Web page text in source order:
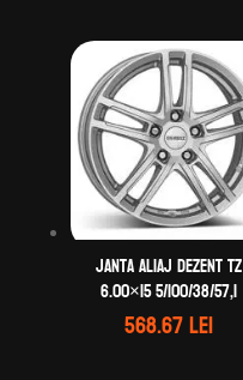
Janta aliaj DEZENT TZ
6.00×15 5/100/38/57,1
568.67lei